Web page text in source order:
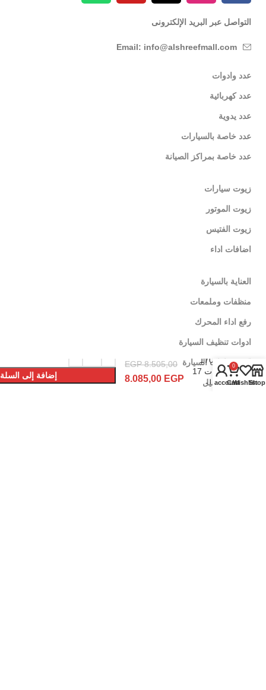
التواصل عبر البريد الإلكترونى
Email: info@alshreefmall.com
عدد وادوات
عدد كهربائية
عدد يدوية
عدد خاصة بالسيارات
عدد خاصة بمراكز الصيانة
زيوت سيارات
زيوت الموتور
زيوت الفتيس
اضافات اداء
العناية بالسيارة
منظفات وملمعات
رفع اداء المحرك
ادوات تنظيف السيارة
اكسسوارات السيارة
ماكينات غسيل
هيلتي
جاك هامر
1700
وات 17
كيلو
8.505,00
EGP
8.085,00 EGP
إضافة إلى السلة
Shop
Wishlist
0
Cart
My account